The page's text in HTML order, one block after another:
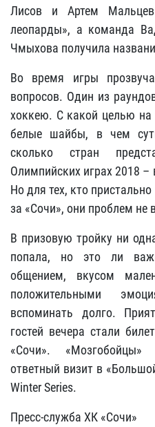
Лисов и Артем
леопарды», а команда
Чмыхова получила
Во время игры
вопросов. Один из
хоккею. С какой целью на
белые шайбы, в чем
сколько стран
Олимпийских играх 2018
Но для тех, кто
за «Сочи», они проблем не
В призовую тройку ни
попала, но это ли
общением, вкусом
положительными
вспоминать долго.
гостей вечера стали
«Сочи».
ответный визит в
Winter Series.
Пресс-служба ХК «Сочи»